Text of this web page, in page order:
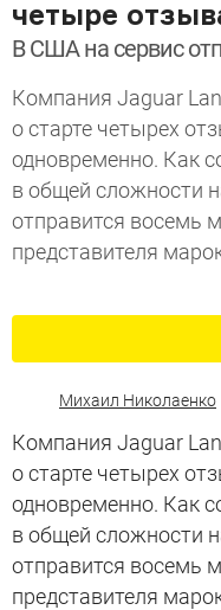
четыре
В США на сервис
Компания Jaguar
о старте четырех
одновременно. Как
в общей сложности
отправится восемь
представителя
Михаил Николаенко
Компания Jaguar
о старте четырех
одновременно. Как
в общей сложности
отправится восемь
представителя